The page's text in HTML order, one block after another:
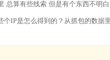
总算有些线索 但是有个东西不明白
个IP是怎么得到的？从抓包的数据